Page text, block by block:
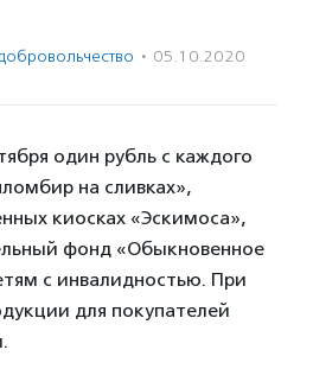
· 05.10.2020
один рубль с каждого
на сливках»,
киосках «Эскимоса»,
фонд «Обыкновенное
с инвалидностью. При
для покупателей